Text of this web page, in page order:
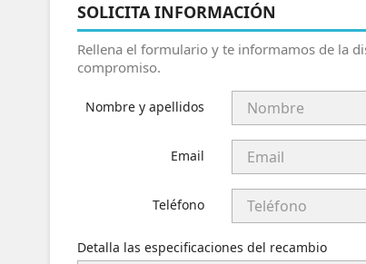
SOLICITA INFORMACIÓN
Rellena el formulario y te informamos de la
compromiso.
Nombre y apellidos
Email
Teléfono
Detalla las especificaciones del recambio